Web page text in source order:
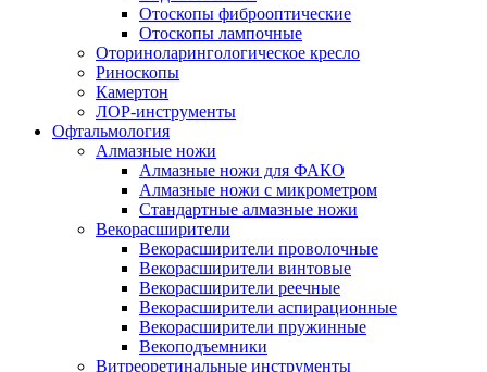
Отоскопы фиброоптические
Отоскопы лампочные
Оториноларингологическое кресло
Риноскопы
Камертон
ЛОР-инструменты
Офтальмология
Алмазные ножи
Алмазные ножи для ФАКО
Алмазные ножи с микрометром
Стандартные алмазные ножи
Векорасширители
Векорасширители проволочные
Векорасширители винтовые
Векорасширители реечные
Векорасширители аспирационные
Векорасширители пружинные
Векоподъемники
Витреоретинальные инструменты